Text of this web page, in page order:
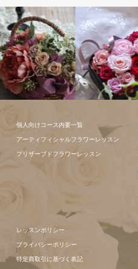
個人向けコース内要一覧
アーティフィシャルフラワーレッスン
プリザーブドフラワーレッスン
レッスンポリシー
プライバシーポリシー
特定商取引に基づく表記